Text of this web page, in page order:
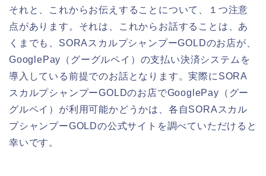
それと、これからお伝えすることについて、１つ注意
点があります。それは、これからお話することは、あ
くまでも、SORAスカルプシャンプーGOLDのお店が、
GooglePay（グーグルペイ）の支払い決済システムを
導入している前提でのお話となります。実際にSORA
スカルプシャンプーGOLDのお店でGooglePay（グー
グルペイ）が利用可能かどうかは、各自SORAスカル
プシャンプーGOLDの公式サイトを調べていただけると
幸いです。